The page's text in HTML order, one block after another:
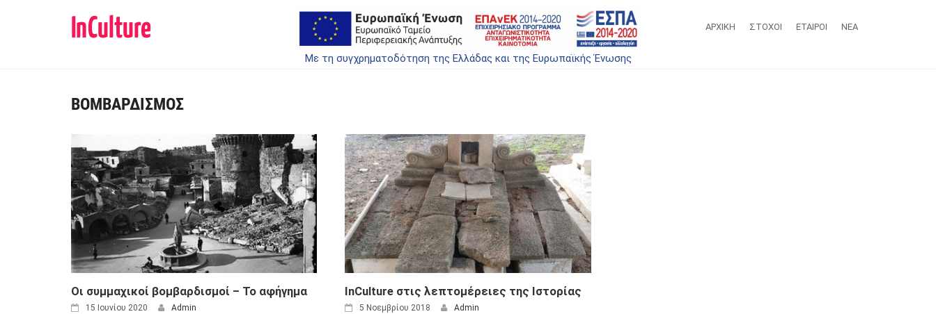
ΑΡΧΙΚΗ ΣΤΌΧΟΙ ΕΤΑΙΡΟΙ ΝΕΑ
Με τη συγχρηματοδότηση της Ελλάδας και της Ευρωπαϊκής Ένωσης
ΒΟΜΒΑΡΔΙΣΜΌΣ
Οι συμμαχικοί βομβαρδισμοί – Το αφήγημα
15 Ιουνίου 2020 Admin
InCulture στις λεπτομέρειες της Ιστορίας
5 Νοεμβρίου 2018 Admin